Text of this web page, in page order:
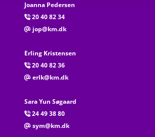
Joanna Pedersen
20 40 82 34
@ jop@km.dk
Erling Kristensen
 20 40 82 36
@ erlk@km.dk
Sara Yun Søgaard
24 49 38 80
@ sym@km.dk